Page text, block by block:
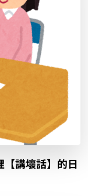
【講壞話】的日